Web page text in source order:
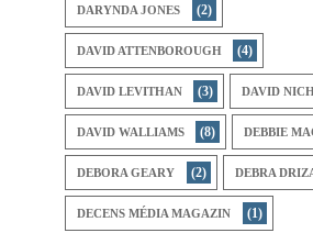
DARYNDA JONES (2)
DAVID ATTENBOROUGH (4)
DAVID LEVITHAN (3) DAVID
DAVID WALLIAMS (8) DEBBIE
DEBORA GEARY (2) DEBRA
DECENS MÉDIA MAGAZIN (1)